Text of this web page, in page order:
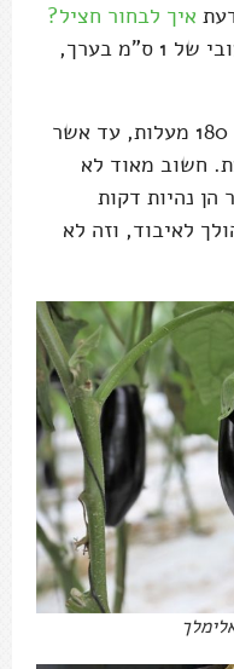
איך לבחור חציל?
). אני פורס אותם לעובי של 1 ס"מ בערך,
מכאן הן הולכות לתנור בחום של 180 מעלות, עד אשר
חשוב מאוד לא
הן נהיות דקות
לאיבוד, וזה לא